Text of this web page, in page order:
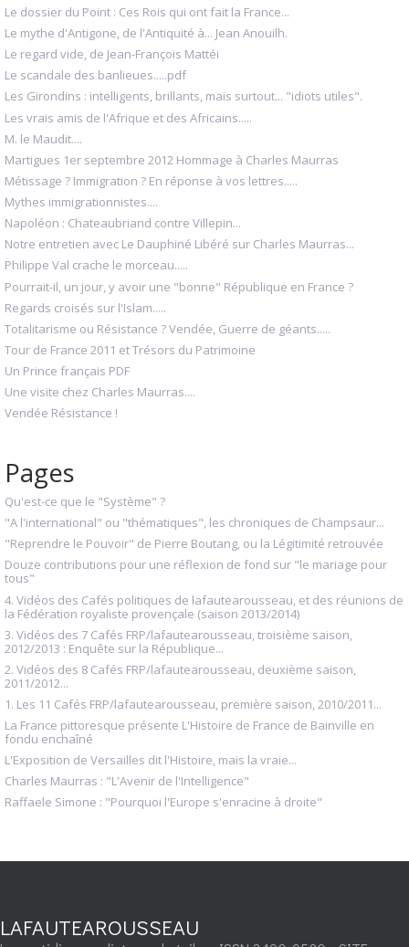
Le dossier du Point : Ces Rois qui ont fait la France...
Le mythe d'Antigone, de l'Antiquité à... Jean Anouilh.
Le regard vide, de Jean-François Mattéi
Le scandale des banlieues.....pdf
Les Girondins : intelligents, brillants, mais surtout... "idiots utiles".
Les vrais amis de l'Afrique et des Africains.....
M. le Maudit....
Martigues 1er septembre 2012 Hommage à Charles Maurras
Métissage ? Immigration ? En réponse à vos lettres.....
Mythes immigrationnistes....
Napoléon : Chateaubriand contre Villepin...
Notre entretien avec Le Dauphiné Libéré sur Charles Maurras...
Philippe Val crache le morceau.....
Pourrait-il, un jour, y avoir une "bonne" République en France ?
Regards croisés sur l'Islam.....
Totalitarisme ou Résistance ? Vendée, Guerre de géants.....
Tour de France 2011 et Trésors du Patrimoine
Un Prince français PDF
Une visite chez Charles Maurras....
Vendée Résistance !
Pages
Qu'est-ce que le "Système" ?
"A l'international" ou "thématiques", les chroniques de Champsaur...
"Reprendre le Pouvoir" de Pierre Boutang, ou la Légitimité retrouvée
Douze contributions pour une réflexion de fond sur "le mariage pour
tous"
4. Vidéos des Cafés politiques de lafautearousseau, et des réunions de
la Fédération royaliste provençale (saison 2013/2014)
3. Vidéos des 7 Cafés FRP/lafautearousseau, troisième saison,
2012/2013 : Enquête sur la République...
2. Vidéos des 8 Cafés FRP/lafautearousseau, deuxième saison,
2011/2012...
1. Les 11 Cafés FRP/lafautearousseau, première saison, 2010/2011...
La France pittoresque présente L'Histoire de France de Bainville en
fondu enchaîné
L'Exposition de Versailles dit l'Histoire, mais la vraie...
Charles Maurras : "L'Avenir de l'Intelligence"
Raffaele Simone : "Pourquoi l'Europe s'enracine à droite"
LAFAUTEAROUSSEAU